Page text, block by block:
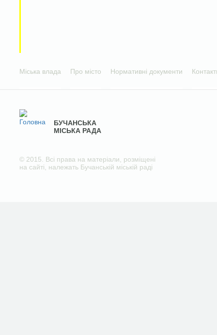
Міська влада Про місто Нормативні документи
БУЧАНСЬКА
МІСЬКА РАДА
© 2015. Всі права на матеріали, розміщені
на сайті, належать Бучанській міській раді